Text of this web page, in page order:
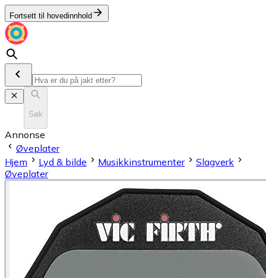
Fortsett til hovedinnhold
Søk
Annonse
Øveplater
Hjem
Lyd & bilde Musikkinstrumenter
Slagverk
Øveplater